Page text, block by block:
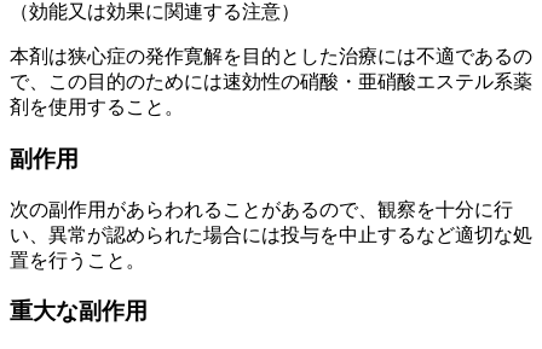
（効能又は効果に関連する注意）
本剤は狭心症の発作寛解を目的とした治療には不適であるの
で、この目的のためには速効性の硝酸・亜硝酸エステル系薬
剤を使用すること。
副作用
次の副作用があらわれることがあるので、観察を十分に行
い、異常が認められた場合には投与を中止するなど適切な処
置を行うこと。
重大な副作用